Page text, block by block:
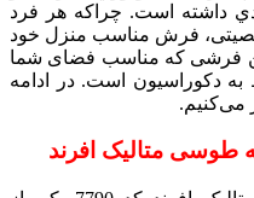
داشته است. چراكه هر فرد
فرش مناسب منزل خود
فرشی که مناسب فضای شما
به دکوراسیون است. در ادامه
می‌کنیم.